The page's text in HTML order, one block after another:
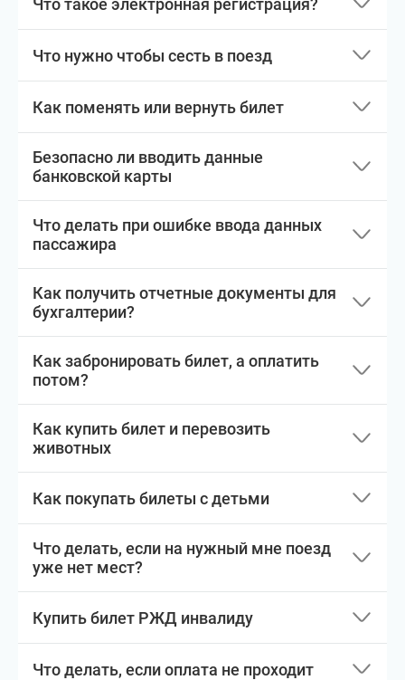
Что нужно чтобы сесть в поезд
Как поменять или вернуть билет
Безопасно ли вводить данные
банковской карты
Что делать при ошибке ввода данных
пассажира
Как получить отчетные документы для
бухгалтерии?
Как забронировать билет, а оплатить
потом?
Как купить билет и перевозить
животных
Как покупать билеты с детьми
Что делать, если на нужный мне поезд
уже нет мест?
Купить билет РЖД инвалиду
Что делать, если оплата не проходит